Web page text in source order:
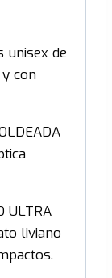
unisex de
con
ULTRA
liviano